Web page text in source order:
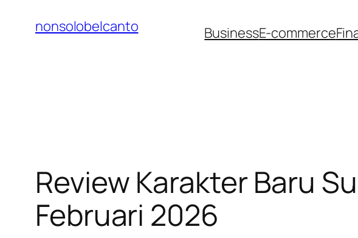
nonsolobelcanto BusinessE-commerce
Review Karakter Baru
Februari 2026